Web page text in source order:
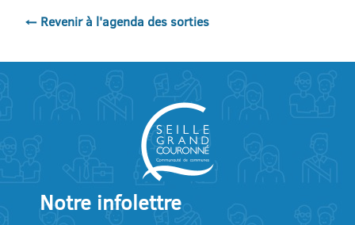
← Revenir à l'agenda des sorties
Notre infolettre